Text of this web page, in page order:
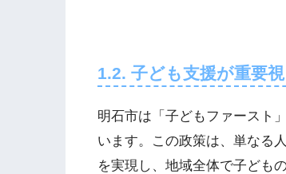
1.2. 子ども支援が重要
明石市は「子どもファースト
います。この政策は、単なる
を実現し、地域全体で子ども